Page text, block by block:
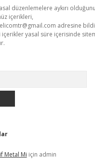
düzenlemelere aykırı olduğunu
içerikleri,
adresine
içerikler yasal süre içerisinde
Metal Mi için admin